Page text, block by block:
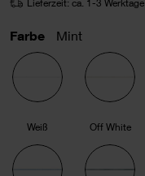
Lieferzeit: ca. 1-3 Werktage
Farbe Mint
Weiß Off White